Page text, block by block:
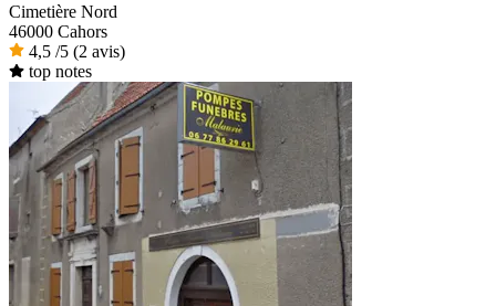
Cimetière Nord
46000 Cahors
4,5 /5 (2 avis)
top notes